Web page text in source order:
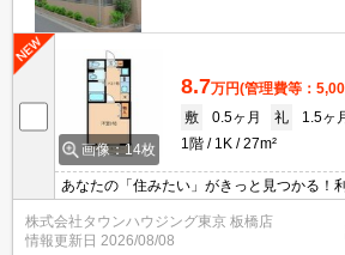
画像：14枚
8.7万円(管理費等：
敷
0.5ヶ月 礼
1.5ヶ
1階
1K 27m²
あなたの「住みたい」がきっと見つかる！
揃えた賃貸物件！お気軽にご相談ください
ウジングへお任せください！
株式会社タウンハウジング東京 板橋店
情報更新日 2026/08/08